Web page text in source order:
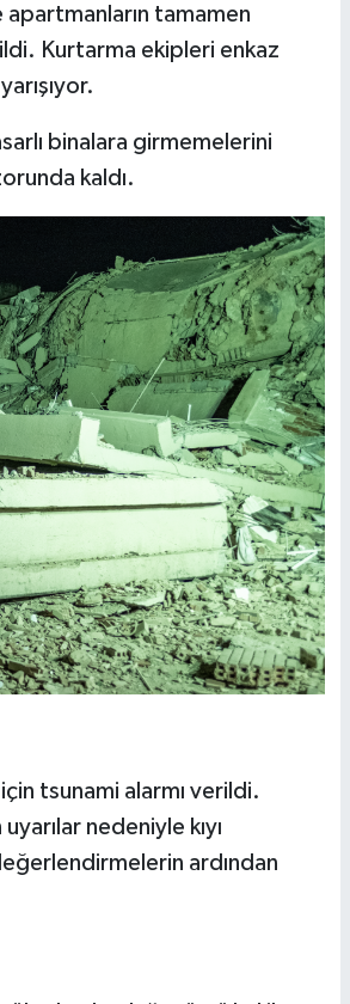
tamamen
Kurtarma ekipleri enkaz
binalara girmemelerini
kaldı.
tsunami alarmı verildi.
nedeniyle kıyı
ardından